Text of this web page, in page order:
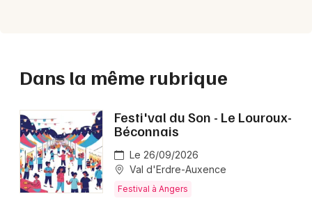
Dans la même rubrique
Festi'val du Son - Le Louroux-
Béconnais
Le 26/09/2026
Val d'Erdre-Auxence
Festival à Angers